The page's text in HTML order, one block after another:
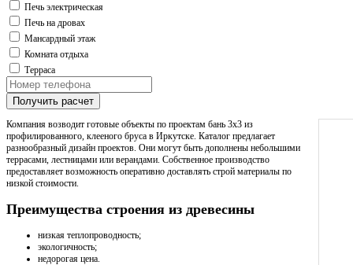
Печь электрическая
Печь на дровах
Мансардный этаж
Комната отдыха
Терраса
Получить расчет
Компания возводит готовые объекты по проектам бань 3х3 из
профилированного, клееного бруса в Иркутске. Каталог предлагает
разнообразный дизайн проектов. Они могут быть дополнены небольшими
террасами, лестницами или верандами. Собственное производство
предоставляет возможность оперативно доставлять строй материалы по
низкой стоимости.
Преимущества строения из древесины
низкая теплопроводность;
экологичность;
недорогая цена.